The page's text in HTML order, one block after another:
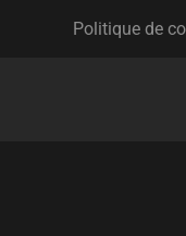
Politique de